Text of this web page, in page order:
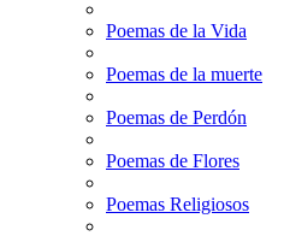
Poemas de la Vida
Poemas de la muerte
Poemas de Perdón
Poemas de Flores
Poemas Religiosos